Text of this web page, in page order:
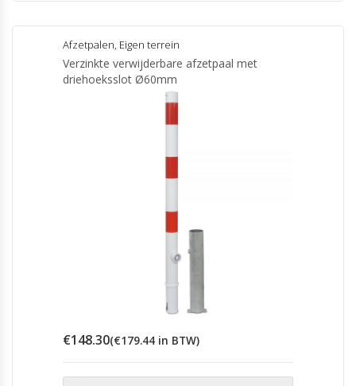
Afzetpalen, Eigen terrein
Verzinkte verwijderbare afzetpaal met
driehoeksslot Ø60mm
€148.30(€179.44 in BTW)